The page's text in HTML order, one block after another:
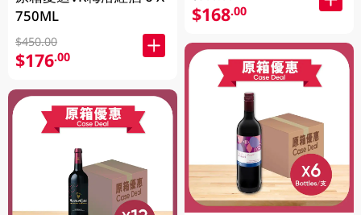
750ML
$450.00
$176.00
$168.00